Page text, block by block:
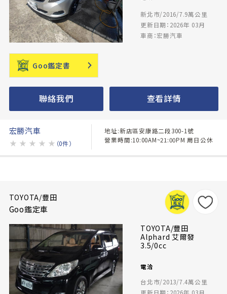
新北市/2016/7.9萬公里
更新日期：2026年 03月
車商：宏勝汽車
Goo鑑定書
聯絡我們 查看詳情
宏勝汽車
★ ★ ★ ★ ★ （0件）
地址:新店區安康路二段300-1號
營業時間:10:00AM~21:00PM 周日公休
TOYOTA/豐田
Goo鑑定車
TOYOTA/豐田
Alphard 艾爾發
3.5/0cc
電洽
台北市/2013/7.4萬公里
更新日期：2026年 03月